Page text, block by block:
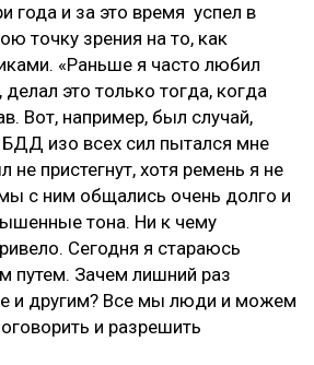
года и за это время успел в
точку зрения на то, как
«Раньше я часто любил
делал это только тогда, когда
Вот, например, был случай,
изо всех сил пытался мне
не пристегнут, хотя ремень я не
мы с ним общались очень долго и
тона. Ни к чему
Сегодня я стараюсь
путем. Зачем лишний раз
и другим? Все мы люди и можем
и разрешить